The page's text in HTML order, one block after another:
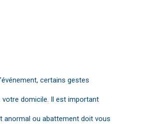
certains gestes
votre domicile. Il est important
anormal ou abattement doit vous